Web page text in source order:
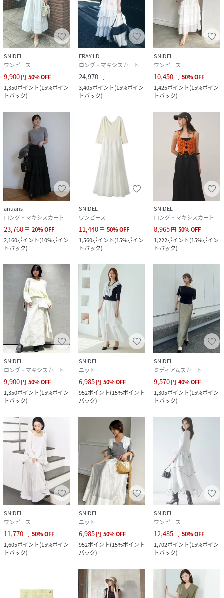
SNIDEL
ワンピース
9,900円 50%OFF
1,350ポイント(15%ポイン
トバック)
FRAY I.D
ロング・マキシスカート
24,970円
3,405ポイント(15%ポイン
トバック)
SNIDEL
ワンピース
10,450円 50%OFF
1,425ポイント(15%ポイン
トバック)
anuans
ロング・マキシスカート
23,760円 20%OFF
2,160ポイント(10%ポイン
トバック)
SNIDEL
ワンピース
11,440円 50%OFF
1,560ポイント(15%ポイン
トバック)
SNIDEL
ロング・マキシスカート
8,965円 50%OFF
1,222ポイント(15%ポイン
トバック)
SNIDEL
ロング・マキシスカート
9,900円 50%OFF
1,350ポイント(15%ポイン
トバック)
SNIDEL
ニット
6,985円 50%OFF
952ポイント(15%ポイント
バック)
SNIDEL
ミディアムスカート
9,570円 40%OFF
1,305ポイント(15%ポイン
トバック)
SNIDEL
ワンピース
11,770円 50%OFF
1,605ポイント(15%ポイン
トバック)
SNIDEL
ニット
6,985円 50%OFF
952ポイント(15%ポイント
バック)
SNIDEL
ワンピース
12,485円 50%OFF
1,702ポイント(15%ポイン
トバック)